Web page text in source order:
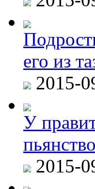
его из
2015-
У
2015-